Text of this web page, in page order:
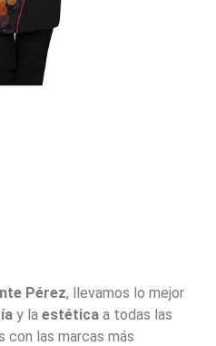
Pérez, llevamos lo mejor
y laestética a todas las
con las marcas más